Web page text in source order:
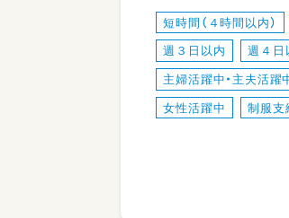
短時間（４時間以内）
週３日以内 週４日
主婦活躍中・主夫活躍
女性活躍中 制服支